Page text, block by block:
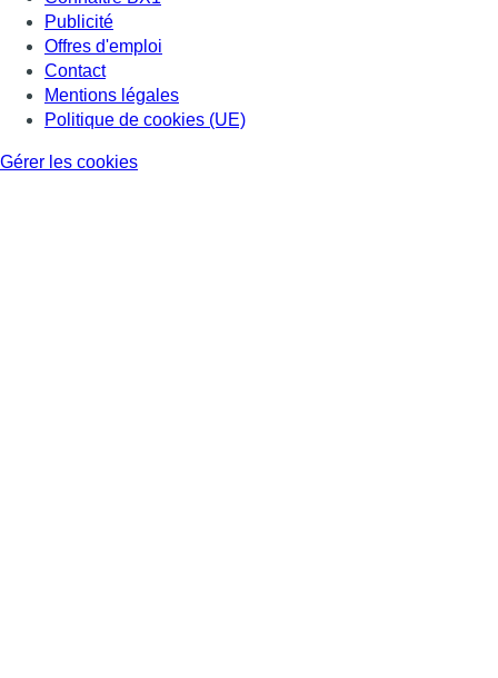
Publicité
Offres d'emploi
Contact
Mentions légales
Politique de cookies (UE)
Gérer les cookies